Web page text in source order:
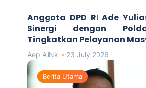
Anggota DPD RI Ade
Sinergi dengan
Tingkatkan Pelayanan
Aep A'iNk 23 July 2026
Berita Utama